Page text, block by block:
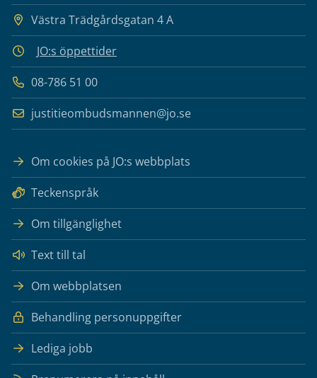
Västra Trädgårdsgatan 4 A
JO:s öppettider
08-786 51 00
justitieombudsmannen@jo.se
Om cookies på JO:s webbplats
Teckenspråk
Om tillgänglighet
Text till tal
Om webbplatsen
Behandling personuppgifter
Lediga jobb